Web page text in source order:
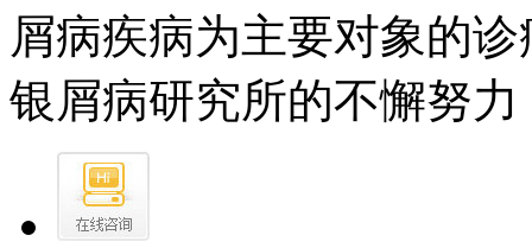
屑病疾病为主要对象的
银屑病研究所的不懈努